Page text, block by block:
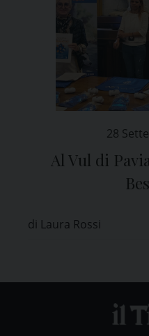
28
Al Vul di
di Laura Rossi